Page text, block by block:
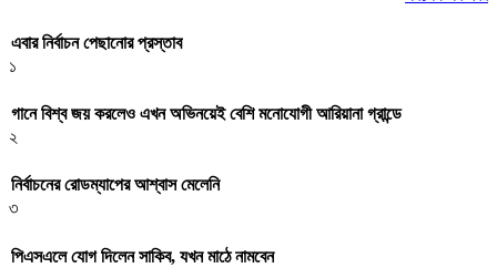
এবার নির্বাচন পেছানোর প্রস্তাব
১
গানে বিশ্ব জয় করলেও এখন অভিনয়েই বেশি মনোযোগী আরিয়ানা গ্রান্ডে
২
নির্বাচনের রোডম্যাপের আশ্বাস মেলেনি
৩
পিএসএলে যোগ দিলেন সাকিব, যখন মাঠে নামবেন